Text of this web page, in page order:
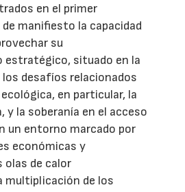
en el primer
manifiesto la capacidad
su
estratégico, situado en la
desafíos relacionados
en particular, la
y la soberanía en el acceso
un entorno marcado por
económicas y
olas de calor
multiplicación de los